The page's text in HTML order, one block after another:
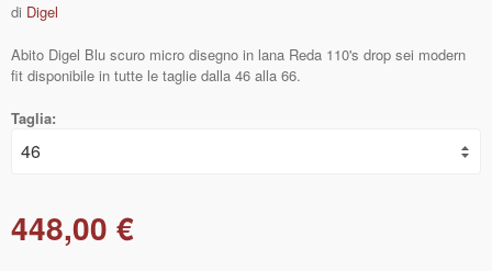
di Digel
Abito Digel Blu scuro micro disegno in lana Reda 110's drop sei modern
fit disponibile in tutte le taglie dalla 46 alla 66.
Taglia:
448,00 €